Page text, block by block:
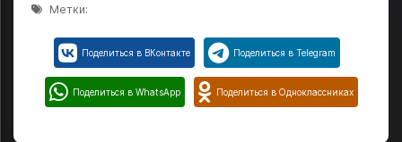
Метки:
Поделиться в ВКонтакте Поделиться в Telegram
Поделиться в WhatsApp Поделиться в Одноклассниках